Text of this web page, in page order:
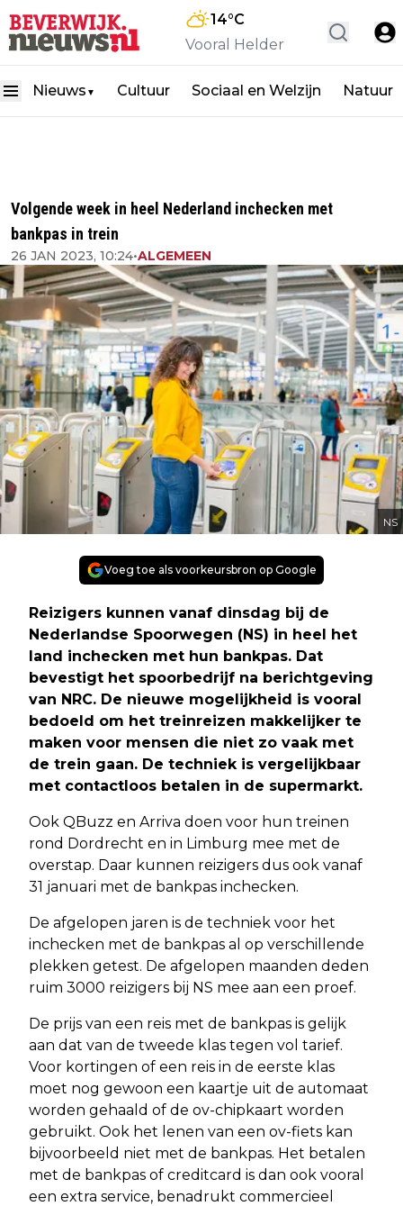
14°C
Vooral Helder
Nieuws ▼ Cultuur Sociaal en Welzijn Natuur
Volgende week in heel Nederland inchecken met
bankpas in trein
26 JAN 2023, 10:24•ALGEMEEN
NS
Voeg toe als voorkeursbron op Google
Reizigers kunnen vanaf dinsdag bij de
Nederlandse Spoorwegen (NS) in heel het
land inchecken met hun bankpas. Dat
bevestigt het spoorbedrijf na berichtgeving
van NRC. De nieuwe mogelijkheid is vooral
bedoeld om het treinreizen makkelijker te
maken voor mensen die niet zo vaak met
de trein gaan. De techniek is vergelijkbaar
met contactloos betalen in de supermarkt.
Ook QBuzz en Arriva doen voor hun treinen
rond Dordrecht en in Limburg mee met de
overstap. Daar kunnen reizigers dus ook vanaf
31 januari met de bankpas inchecken.
De afgelopen jaren is de techniek voor het
inchecken met de bankpas al op verschillende
plekken getest. De afgelopen maanden deden
ruim 3000 reizigers bij NS mee aan een proef.
De prijs van een reis met de bankpas is gelijk
aan dat van de tweede klas tegen vol tarief.
Voor kortingen of een reis in de eerste klas
moet nog gewoon een kaartje uit de automaat
worden gehaald of de ov-chipkaart worden
gebruikt. Ook het lenen van een ov-fiets kan
bijvoorbeeld niet met de bankpas. Het betalen
met de bankpas of creditcard is dan ook vooral
een extra service, benadrukt commercieel